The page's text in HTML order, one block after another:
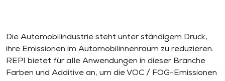
Die Automobilindustrie steht unter ständigem Druck,
ihre Emissionen im Automobilinnenraum zu reduzieren.
REPI bietet für alle Anwendungen in dieser Branche
Farben und Additive an, um die VOC / FOG-Emissionen